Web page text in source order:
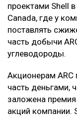
проектами Shell
Canada, где у
поставлять
часть добычи
углеводороды.
Акционерам
часть деньгами,
заложена
акций компании.